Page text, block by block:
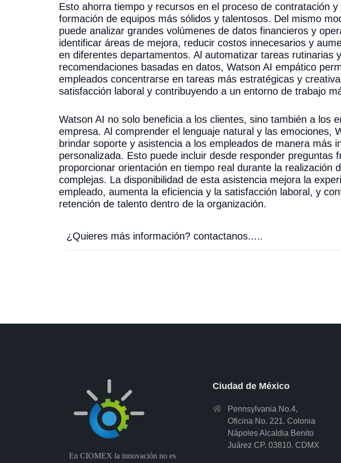
Esto ahorra tiempo y recursos en el proceso de contratación
formación de equipos más sólidos y talentosos. Del mismo
puede analizar grandes volúmenes de datos financieros y
identificar áreas de mejora, reducir costos innecesarios y
en diferentes departamentos. Al automatizar tareas rutinarias
recomendaciones basadas en datos, Watson AI empático
empleados concentrarse en tareas más estratégicas y
satisfacción laboral y contribuyendo a un entorno de trabajo
Watson AI no solo beneficia a los clientes, sino también a los
empresa. Al comprender el lenguaje natural y las emociones,
brindar soporte y asistencia a los empleados de manera más
personalizada. Esto puede incluir desde responder preguntas
proporcionar orientación en tiempo real durante la realización
complejas. La disponibilidad de esta asistencia mejora la
empleado, aumenta la eficiencia y la satisfacción laboral, y
retención de talento dentro de la organización.
¿Quieres más información? contactanos.....
En CIOMEX la innovación no es
Ciudad de México
Pennsylvania No.4,
Oficina No. 221. Colonia
Nápoles Alcaldia Benito
Juárez CP. 03810. CDMX